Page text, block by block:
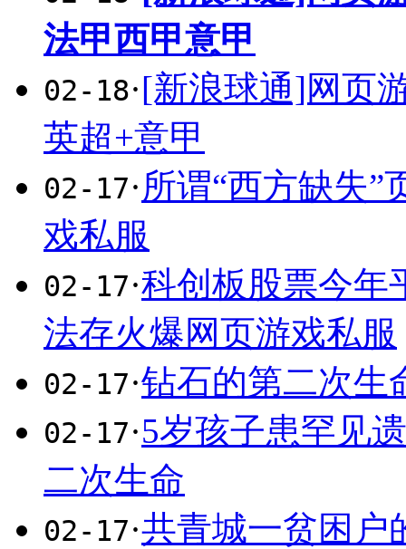
法甲西甲意甲
02-18·[新浪球通]网页
英超+意甲
02-17·所谓“西方缺失”
戏私服
02-17·科创板股票今年
法存火爆网页游戏私服
02-17·钻石的第二次生
02-17·5岁孩子患罕见
二次生命
02-17·共青城一贫困户